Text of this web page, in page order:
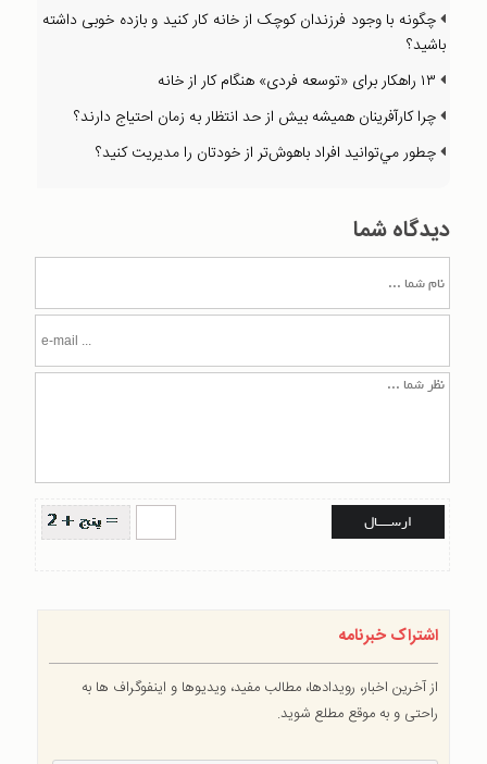
چگونه با وجود فرزندان کوچک از خانه کار کنید و بازده خوبی داشته
باشید؟
۱۳ راهکار برای «توسعه فردی» هنگام کار از خانه
چرا كارآفرينان هميشه بيش از حد انتظار به زمان احتياج دارند؟
چطور مي‌توانيد افراد باهوش‌تر از خودتان را مديريت كنيد؟
دیدگاه شما
اشتراک خبرنامه
از آخرین اخبار، رویدادها، مطالب مفید، ویدیوها و اینفوگراف ها به
راحتی و به موقع مطلع شوید.